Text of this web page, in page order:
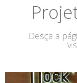
Desça a